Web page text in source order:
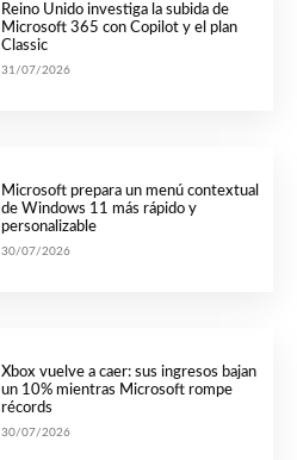
Reino Unido investiga la subida de
Microsoft 365 con Copilot y el plan
Classic
31/07/2026
Microsoft prepara un menú contextual
de Windows 11 más rápido y
personalizable
30/07/2026
Xbox vuelve a caer: sus ingresos bajan
un 10% mientras Microsoft rompe
récords
30/07/2026